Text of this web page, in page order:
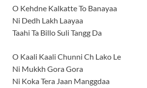
O Kehdne Kalkatte To Banayaa
Ni Dedh Lakh Laayaa
Taahi Ta Billo Suli Tangg Da
O Kaali Kaali Chunni Ch Lako Le
Ni Mukkh Gora Gora
Ni Koka Tera Jaan Manggdaa